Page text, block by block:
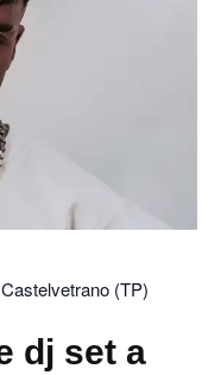
(TP)
dj set a